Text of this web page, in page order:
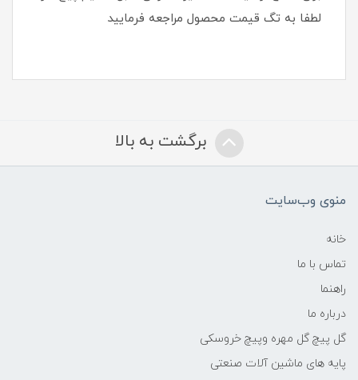
لطفا به تگ قیمت محصول مراجعه فرمایید
برگشت به بالا
منوی وب‌سایت
خانه
تماس با ما
راهنما
درباره ما
گل پیچ گل مهره وپیچ خروسکی
پایه های ماشین آلات صنعتی